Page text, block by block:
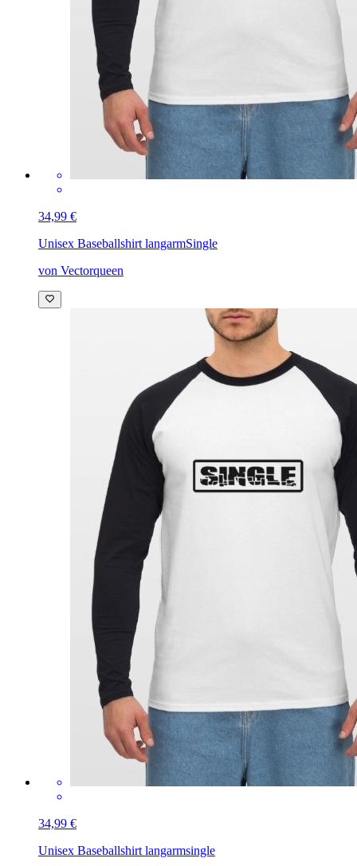
34,99 €
Unisex Baseballshirt langarmSingle
von Vectorqueen
34,99 €
Unisex Baseballshirt langarmsingle